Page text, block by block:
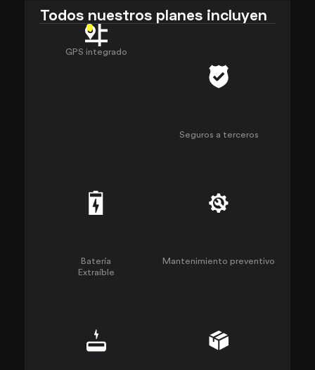
Todos nuestros planes incluyen
GPS integrado
Seguros a terceros
Batería
Extraíble
Mantenimiento preventivo